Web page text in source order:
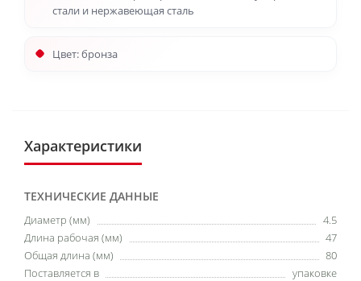
стали и нержавеющая сталь
Цвет: бронза
Характеристики
ТЕХНИЧЕСКИЕ ДАННЫЕ
Диаметр (мм)
4.5
Длина рабочая (мм)
47
Общая длина (мм)
80
Поставляется в
упаковке